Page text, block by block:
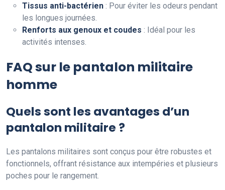
Tissus anti-bactérien : Pour éviter les odeurs pendant
les longues journées.
Renforts aux genoux et coudes : Idéal pour les
activités intenses.
FAQ sur le pantalon militaire
homme
Quels sont les avantages d’un
pantalon militaire ?
Les pantalons militaires sont conçus pour être robustes et
fonctionnels, offrant résistance aux intempéries et plusieurs
poches pour le rangement.